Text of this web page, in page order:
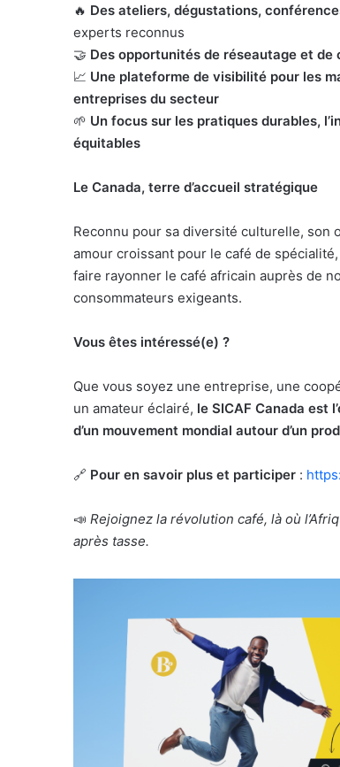
🔥 Des ateliers, dégustations,
experts reconnus
🤝 Des opportunités de réseautage et de
📈 Une plateforme de visibilité pour les
entreprises du secteur
🌱 Un focus sur les pratiques durables,
équitables
Le Canada, terre d’accueil stratégique
Reconnu pour sa diversité culturelle, son
amour croissant pour le café de spécialité,
faire rayonner le café africain auprès de
consommateurs exigeants.
Vous êtes intéressé(e) ?
Que vous soyez une entreprise, une
un amateur éclairé, le SICAF Canada est
d’un mouvement mondial autour d’un
🔗 Pour en savoir plus et participer :
📣 Rejoignez la révolution café, là où
après tasse.